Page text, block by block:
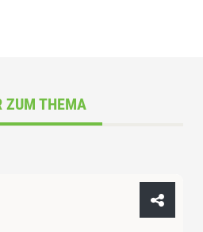
ZUM THEMA